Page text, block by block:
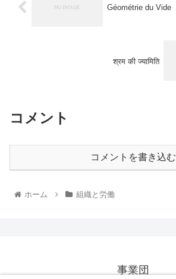
Géométrie du Vide
श्रम की ज्यामिति
コメント
コメントを書き込む
ホーム 組織と労働
事業団